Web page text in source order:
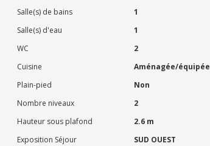
Salle(s) de bains
1
Salle(s) d'eau
1
WC
2
Cuisine
Aménagée/équipée
Plain-pied
Non
Nombre niveaux
2
Hauteur sous plafond
2.6 m
Exposition Séjour
SUD OUEST